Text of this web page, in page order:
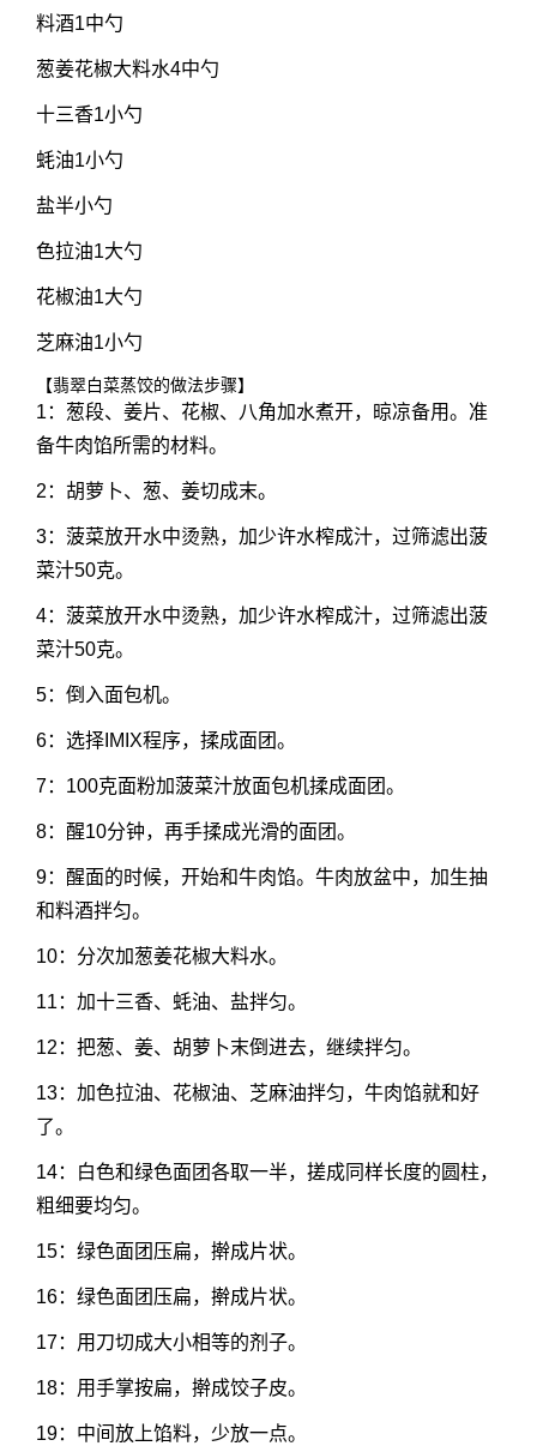
料酒1中勺
葱姜花椒大料水4中勺
十三香1小勺
蚝油1小勺
盐半小勺
色拉油1大勺
花椒油1大勺
芝麻油1小勺
【翡翠白菜蒸饺的做法步骤】
1：葱段、姜片、花椒、八角加水煮开，晾凉备用。准
备牛肉馅所需的材料。
2：胡萝卜、葱、姜切成末。
3：菠菜放开水中烫熟，加少许水榨成汁，过筛滤出菠
菜汁50克。
4：菠菜放开水中烫熟，加少许水榨成汁，过筛滤出菠
菜汁50克。
5：倒入面包机。
6：选择IMIX程序，揉成面团。
7：100克面粉加菠菜汁放面包机揉成面团。
8：醒10分钟，再手揉成光滑的面团。
9：醒面的时候，开始和牛肉馅。牛肉放盆中，加生抽
和料酒拌匀。
10：分次加葱姜花椒大料水。
11：加十三香、蚝油、盐拌匀。
12：把葱、姜、胡萝卜末倒进去，继续拌匀。
13：加色拉油、花椒油、芝麻油拌匀，牛肉馅就和好
了。
14：白色和绿色面团各取一半，搓成同样长度的圆柱，
粗细要均匀。
15：绿色面团压扁，擀成片状。
16：绿色面团压扁，擀成片状。
17：用刀切成大小相等的剂子。
18：用手掌按扁，擀成饺子皮。
19：中间放上馅料，少放一点。